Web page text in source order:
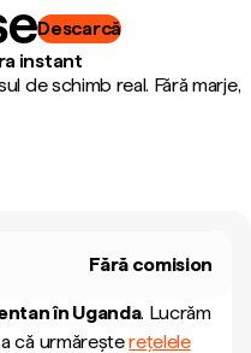
Descarcă
instant
de schimb real. Fără marje,
Fără comision
în Uganda. Lucrăm
că urmăreșterețelele